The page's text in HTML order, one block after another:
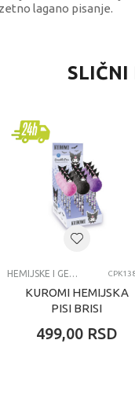
lagano pisanje.
olovke i naliv pera
OLOVKE I NALIV
SLIČNI
HEMIJSKE I GEL OLOVKE I NALIV PERA
KUROMI HEMIJSKA
PISI BRISI
499,00 RSD